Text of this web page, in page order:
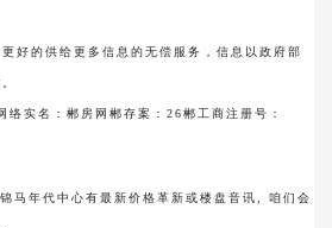
的供给更多信息的无偿服务，信息以政府部
名：郴房网郴存案：26郴工商注册号：
年代中心有最新价格革新或楼盘音讯, 咱们会